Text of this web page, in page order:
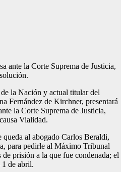
ante la Corte Suprema de Justicia,
la Nación y actual titular del
Fernández de Kirchner, presentará
la Corte Suprema de Justicia,
Vialidad.
queda al abogado Carlos Beraldi,
para pedirle al Máximo Tribunal
de prisión a la que fue condenada; el
de abril.